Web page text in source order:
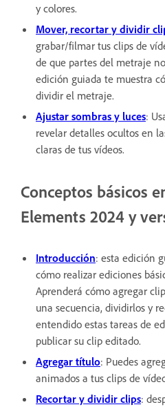
y colores.
Mover, recortar y dividir
grabar/filmar tus clips de
de que partes del metraje
edición guiada te muestra
dividir el metraje.
Ajustar sombras y luces:
revelar detalles ocultos en
claras de tus vídeos.
Conceptos básicos
Elements 2024 y
Introducción: esta edición
cómo realizar ediciones
Aprenderá cómo agregar
una secuencia, dividirlos y
entendido estas tareas de
publicar su clip editado.
Agregar título: Puedes
animados a tus clips de
Recortar y dividir clips: